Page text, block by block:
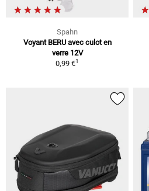
Spahn
Voyant BERU avec culot en
verre 12V
0,99 €1